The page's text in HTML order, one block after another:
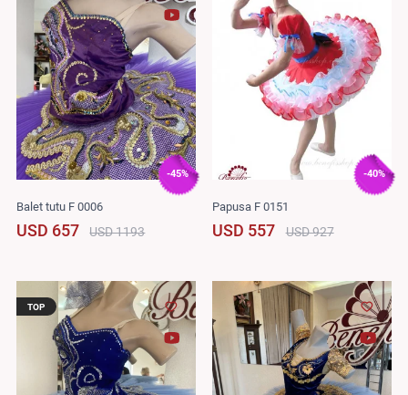
-45%
Balet tutu F 0006
USD 657 USD 1193
-40%
Papusa F 0151
USD 557 USD 927
TOP